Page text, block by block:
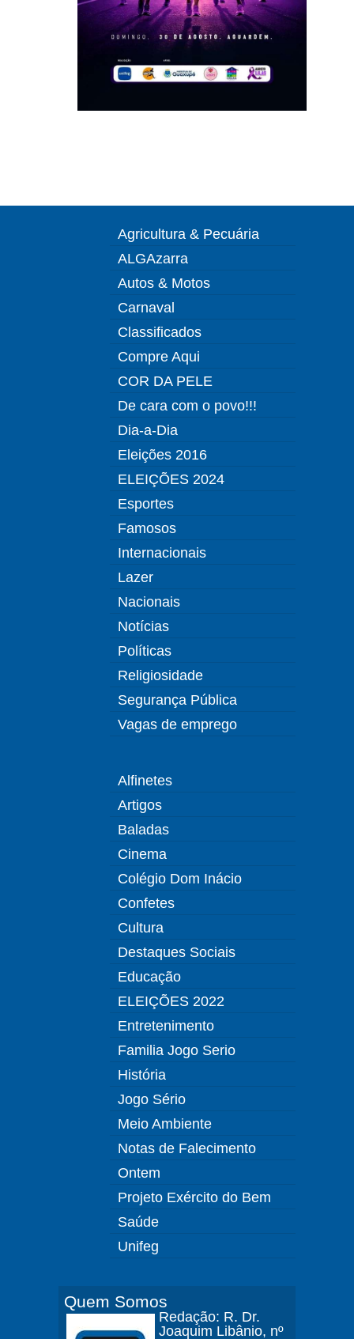
Agricultura & Pecuária
ALGAzarra
Autos & Motos
Carnaval
Classificados
Compre Aqui
COR DA PELE
De cara com o povo!!!
Dia-a-Dia
Eleições 2016
ELEIÇÕES 2024
Esportes
Famosos
Internacionais
Lazer
Nacionais
Notícias
Políticas
Religiosidade
Segurança Pública
Vagas de emprego
Alfinetes
Artigos
Baladas
Cinema
Colégio Dom Inácio
Confetes
Cultura
Destaques Sociais
Educação
ELEIÇÕES 2022
Entretenimento
Familia Jogo Serio
História
Jogo Sério
Meio Ambiente
Notas de Falecimento
Ontem
Projeto Exército do Bem
Saúde
Unifeg
Quem Somos
Redação: R. Dr.
Joaquim Libânio, nº